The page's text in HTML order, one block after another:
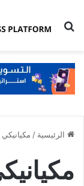
بحث عن
الرئيسية /